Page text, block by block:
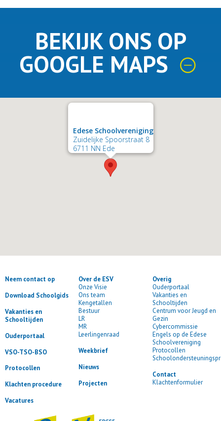
BEKIJK ONS OP
GOOGLE MAPS
Edese Schoolvereniging
Zuidelijke Spoorstraat 8
6711 NN Ede
Neem contact op
Download Schoolgids
Vakanties en
Schooltijden
Ouderportaal
VSO-TSO-BSO
Protocollen
Klachten procedure
Vacatures
Over de ESV
Onze Visie
Ons team
Kengetallen
Bestuur
LR
MR
Leerlingenraad
Weekbrief
Nieuws
Projecten
Overig
Ouderportaal
Vakanties en
Schooltijden
Centrum voor Jeugd en
Gezin
Cybercommissie
Engels op de Edese
Schoolvereniging
Protocollen
Contact
Klachtenformulier